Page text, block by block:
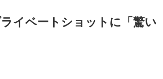
イベートショットに「驚い